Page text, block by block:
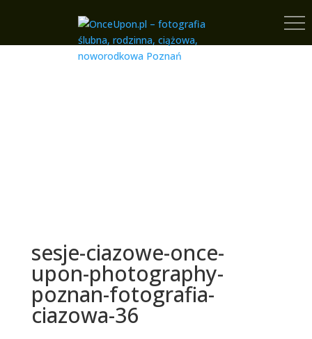
sesje-ciazowe-once-
upon-photography-
poznan-fotografia-
ciazowa-36